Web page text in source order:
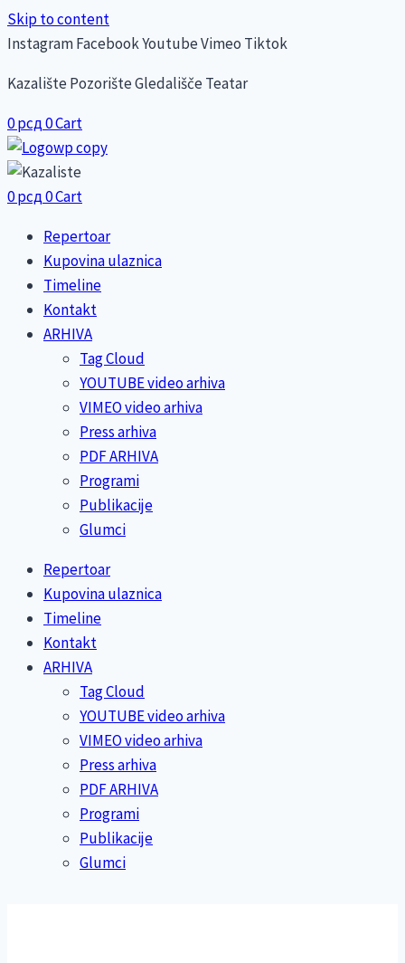
Skip to content
InstagramFacebookYoutubeVimeo Tiktok
Kazalište Pozorište Gledališče Teatar
0рсд0Cart
0рсд0Cart
Repertoar
Kupovina ulaznica
Timeline
Kontakt
ARHIVA
Tag Cloud
YOUTUBE video arhiva
VIMEO video arhiva
Press arhiva
PDF ARHIVA
Programi
Publikacije
Glumci
Repertoar
Kupovina ulaznica
Timeline
Kontakt
ARHIVA
Tag Cloud
YOUTUBE video arhiva
VIMEO video arhiva
Press arhiva
PDF ARHIVA
Programi
Publikacije
Glumci